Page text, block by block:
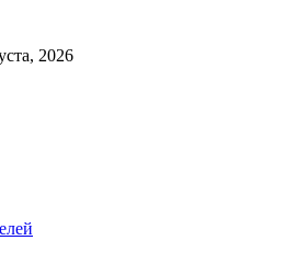
2026